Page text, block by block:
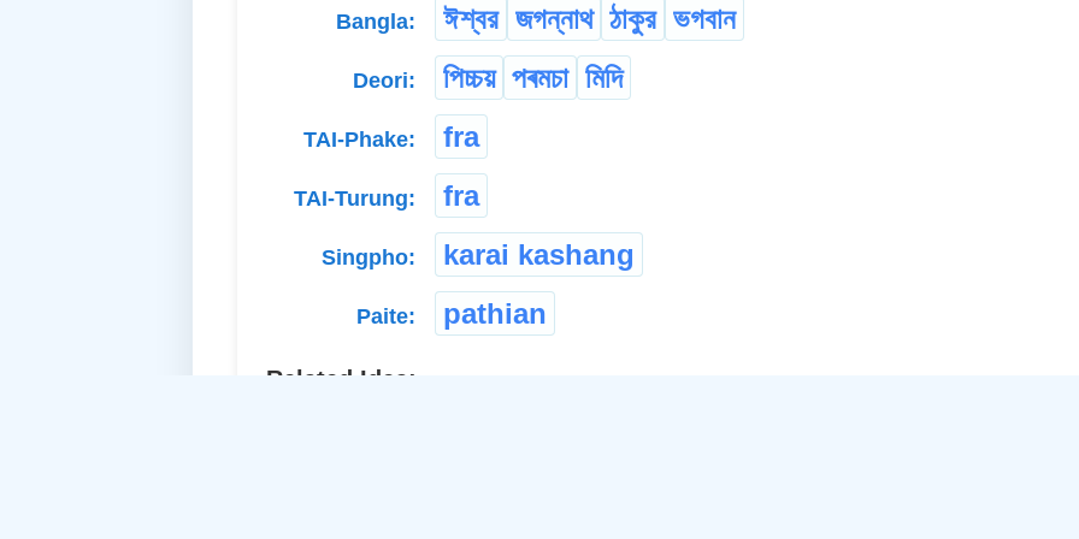
Bangla: ঈশ্বর জগন্নাথ ঠাকুর ভগবান
Deori: পিচ্চয় পৰমচা মিদি
TAI-Phake: fra
TAI-Turung: fra
Singpho: karai kashang
Paite: pathian
Related Idea: